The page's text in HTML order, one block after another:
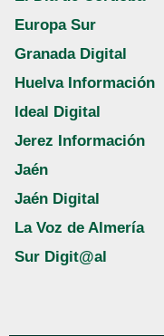
Europa Sur
Granada Digital
Huelva Información
Ideal Digital
Jerez Información
Jaén
Jaén Digital
La Voz de Almería
Sur Digit@al